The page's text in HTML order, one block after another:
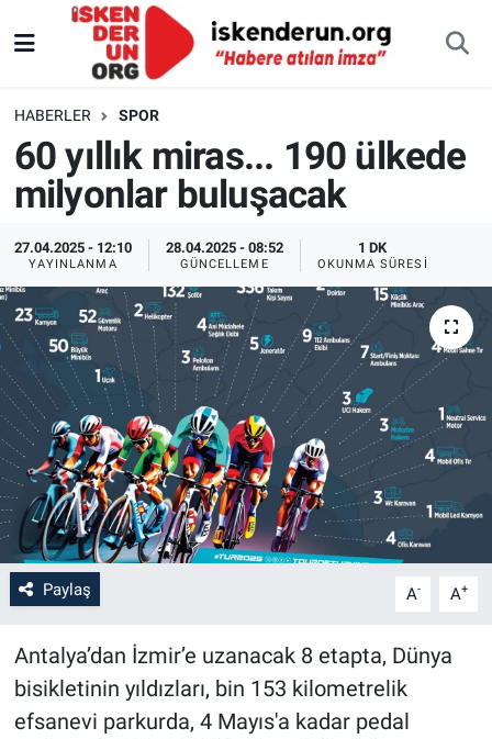
HABERLER SPOR
60 yıllık miras... 190 ülkede
milyonlar buluşacak
27.04.2025 - 12:10
YAYINLANMA
28.04.2025 - 08:52
GÜNCELLEME
1 DK
OKUNMA SÜRESI
Paylaş A- A+
Antalya’dan İzmir’e uzanacak 8 etapta, Dünya
bisikletinin yıldızları, bin 153 kilometrelik
efsanevi parkurda, 4 Mayıs'a kadar pedal